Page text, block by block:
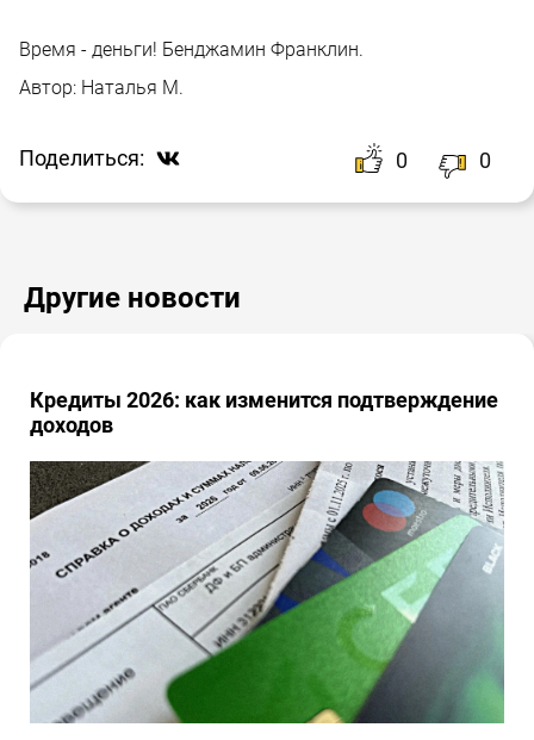
Время - деньги! Бенджамин Франклин.
Автор: Наталья М.
Поделиться: 0 0
Другие новости
Кредиты 2026: как изменится подтверждение
доходов